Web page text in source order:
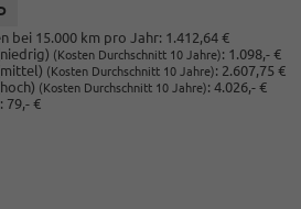
bei 15.000 km pro Jahr: 1.412,64 €
(Kosten Durchschnitt 10 Jahre): 1.098,- €
(Kosten Durchschnitt 10 Jahre): 2.607,75 €
(Kosten Durchschnitt 10 Jahre): 4.026,- €
79,- €